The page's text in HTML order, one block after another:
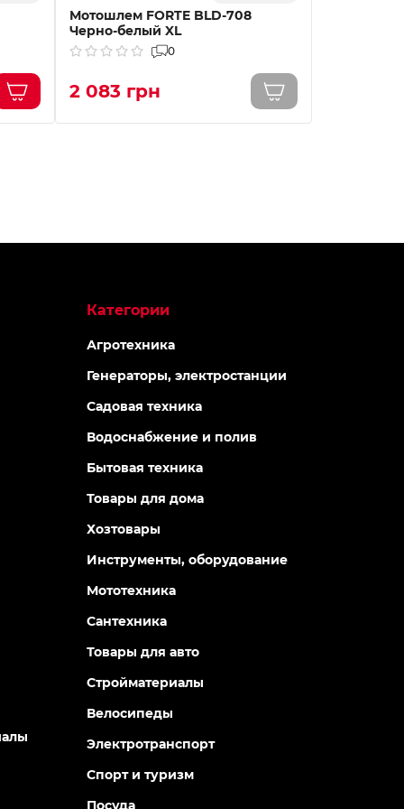
Мотошлем FORTE BLD-708
Черно-белый XL
0
2 083 грн
Категории
Агротехника
Генераторы, электростанции
Садовая техника
Водоснабжение и полив
Бытовая техника
Товары для дома
Хозтовары
Инструменты, оборудование
Мототехника
Сантехника
Товары для авто
Стройматериалы
Велосипеды
Электротранспорт
Спорт и туризм
Посуда